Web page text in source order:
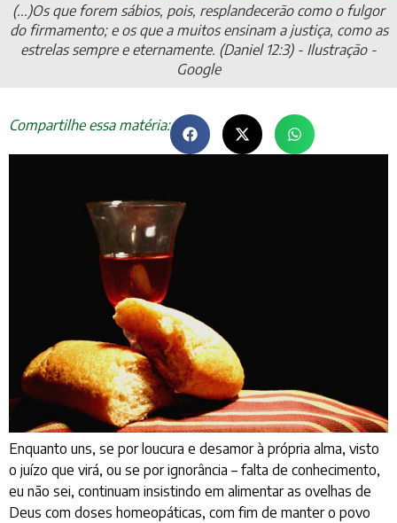
(...)Os que forem sábios, pois, resplandecerão como o fulgor
do firmamento; e os que a muitos ensinam a justiça, como as
estrelas sempre e eternamente. (Daniel 12:3) - Ilustração -
Google
Compartilhe essa matéria:
Enquanto uns, se por loucura e desamor à própria alma, visto
o juízo que virá, ou se por ignorância – falta de conhecimento,
eu não sei, continuam insistindo em alimentar as ovelhas de
Deus com doses homeopáticas, com fim de manter o povo